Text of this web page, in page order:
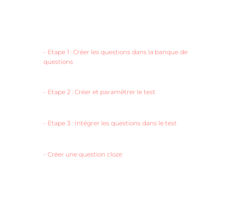
- Etape 1 : Créer les questions dans la banque de
questions
- Etape 2 : Créer et paramétrer le test
- Etape 3 : Intégrer les questions dans le test
- Créer une question cloze